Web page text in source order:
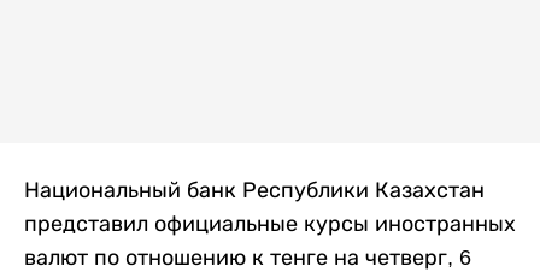
Национальный банк Республики Казахстан
представил официальные курсы иностранных
валют по отношению к тенге на четверг, 6